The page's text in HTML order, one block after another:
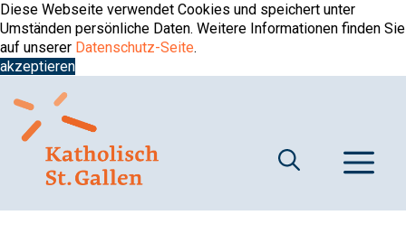
Diese Webseite verwendet Cookies und speichert unter
Umständen persönliche Daten. Weitere Informationen finden Sie
auf unserer Datenschutz-Seite.
akzeptieren
Springe
zum
Inhalt